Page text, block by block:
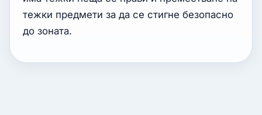
тежки предмети за да се стигне безопасно
до зоната.